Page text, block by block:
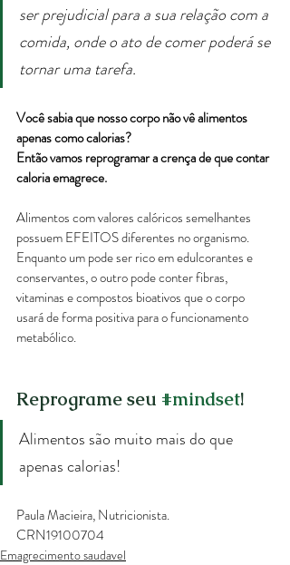
ser prejudicial para a sua relação com a
comida, onde o ato de comer poderá se
tornar uma tarefa.
Você sabia que nosso corpo não vê alimentos
apenas como calorias?
Então vamos reprogramar a crença de que contar
caloria emagrece.
Alimentos com valores calóricos semelhantes
possuem EFEITOS diferentes no organismo.
Enquanto um pode ser rico em edulcorantes e
conservantes, o outro pode conter fibras,
vitaminas e compostos bioativos que o corpo
usará de forma positiva para o funcionamento
metabólico.
Reprograme seu #mindset!
Alimentos são muito mais do que
apenas calorias!
Paula Macieira, Nutricionista.
CRN19100704
Emagrecimento saudavel